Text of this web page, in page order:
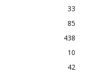
33
85
438
10
42